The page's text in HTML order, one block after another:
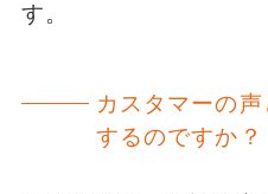
す。
カスタマーの
するのですか？